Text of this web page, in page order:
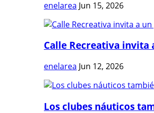
enelarea Jun 15, 2026
Calle Recreativa invita
enelarea Jun 12, 2026
Los clubes náuticos